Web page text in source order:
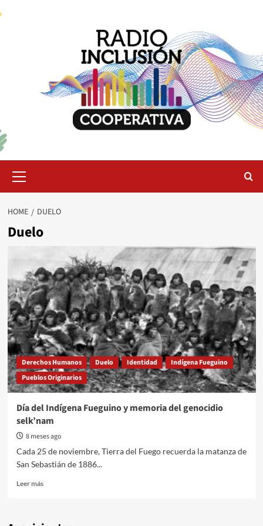
Menu
HOME DUELO
Duelo
Derechos Humanos Duelo Identidad
Indígena Fueguino
Pueblos Originarios
Día del Indígena Fueguino y memoria del genocidio
selk’nam
8 meses ago
Cada 25 de noviembre, Tierra del Fuego recuerda la matanza de
San Sebastián de 1886...
Leer másRead